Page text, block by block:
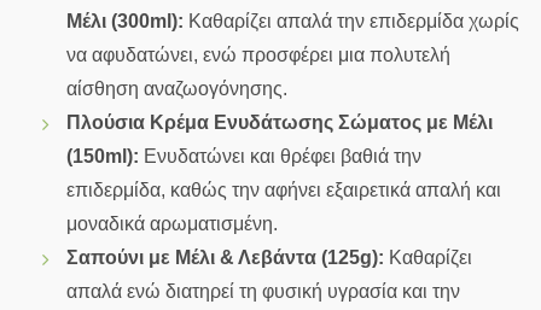
Μέλι (300ml): Καθαρίζει απαλά την επιδερμίδα χωρίς
να αφυδατώνει, ενώ προσφέρει μια πολυτελή
αίσθηση αναζωογόνησης.
Πλούσια Κρέμα Ενυδάτωσης Σώματος με Μέλι
(150ml): Ενυδατώνει και θρέφει βαθιά την
επιδερμίδα, καθώς την αφήνει εξαιρετικά απαλή και
μοναδικά αρωματισμένη.
Σαπούνι με Μέλι & Λεβάντα (125g): Kαθαρίζει
απαλά ενώ διατηρεί τη φυσική υγρασία και την